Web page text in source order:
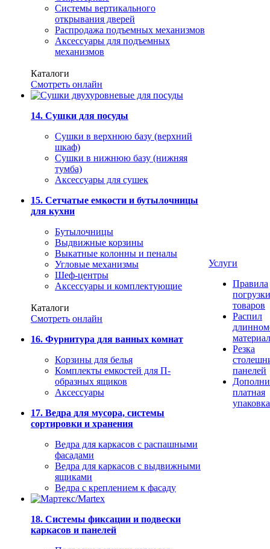
Системы вертикального
открывания дверей
Распродажа подъемных механизмов
Аксессуары для подъемных
механизмов
Каталоги
Смотреть онлайн
14. Сушки для посуды
Сушки в верхнюю базу (верхний
шкаф)
Сушки в нижнюю базу (нижняя
тумба)
Аксессуары для сушек
15. Сетчатые емкости и бутылочницы
для кухни
Бутылочницы
Выдвижные корзины
Выкатные колонны и пеналы
Угловые механизмы
Шеф-центры
Аксессуары и комплектующие
Каталоги
Смотреть онлайн
16. Фурнитура для ванных комнат
Корзины для белья
Комплекты емкостей для П-
образных ящиков
Аксессуары
17. Ведра для мусора, системы
сортировки и хранения
Ведра для каркасов с распашными
фасадами
Ведра для каркасов с выдвижными
ящиками
Ведра с креплением к фасаду
18. Системы фиксации и подвески
каркасов и панелей
Услуги
Правила
погрузки
товаров
Распил
Резка
панелей
платная
упаковка